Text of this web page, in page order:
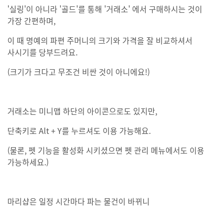
'실링'이 아니라 '골드'를 통해 '거래소' 에서 구매하시는 것이
가장 간편하며,
이 때 명예의 파편 주머니의 크기와 가격을 잘 비교하셔서
사시기를 당부드려요.
(크기가 크다고 무조건 비싼 것이 아니에요!)
거래소는 미니맵 하단의 아이콘으로도 있지만,
단축키로 Alt + Y를 누르셔도 이용 가능해요.
(물론, 펫 기능을 활성화 시키셨으면 펫 관리 메뉴에서도 이용
가능하세요.)
마리샵은 일정 시간마다 파는 물건이 바뀌니